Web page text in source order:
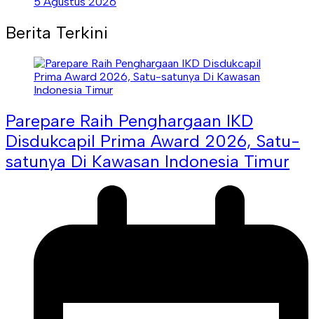
Berita Terkini
Parepare Raih Penghargaan IKD
Disdukcapil Prima Award 2026, Satu-
satunya Di Kawasan Indonesia Timur